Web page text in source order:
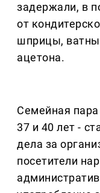
задержали, в
от
шприцы,
ацетона.
Семейная
37 и 40 лет -
дела за
посетители